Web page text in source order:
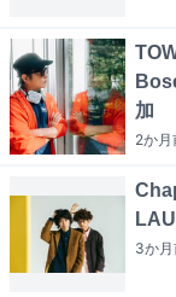
加
2か月
3か月